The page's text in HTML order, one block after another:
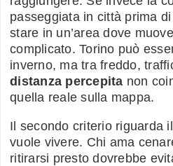
passeggiata in città prima
stare in un’area dove
complicato. Torino può
inverno, ma tra freddo,
distanza percepita non
quella reale sulla mappa.
Il secondo criterio riguarda
vuole vivere. Chi ama
ritirarsi presto dovrebbe